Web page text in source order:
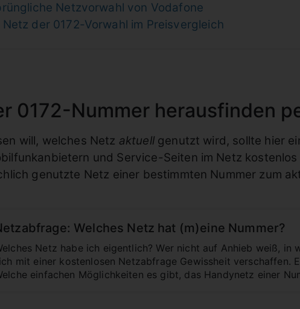
Netzvorwahl von Vodafone
Netz der 0172-Vorwahl im Preisvergleich
0172-Nummer herausfinden
will, welches Netz aktuellgenutzt wird, sollte hier
und Service-Seiten im Netz
genutzte Netz einer bestimmten Nummer zum
Welches Netz hat (m)eine Nummer?
Netz habe ich eigentlich? Wer nicht auf Anhieb weiß,
mit einer kostenlosen Netzabfrage Gewissheit verschaffen.
einfachen Möglichkeiten es gibt, das Handynetz einer